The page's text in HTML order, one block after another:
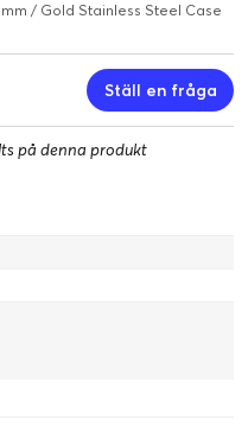
/ Gold Stainless Steel Case
Ställ en fråga
på denna produkt